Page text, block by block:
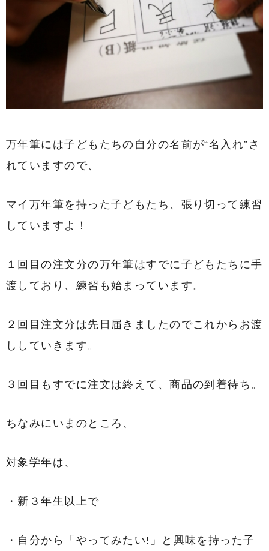
万年筆には子どもたちの自分の名前が“名入れ”さ
れていますので、
マイ万年筆を持った子どもたち、張り切って練習
していますよ！
１回目の注文分の万年筆はすでに子どもたちに手
渡しており、練習も始まっています。
２回目注文分は先日届きましたのでこれからお渡
ししていきます。
３回目もすでに注文は終えて、商品の到着待ち。
ちなみにいまのところ、
対象学年は、
・新３年生以上で
・自分から「やってみたい!」と興味を持った子